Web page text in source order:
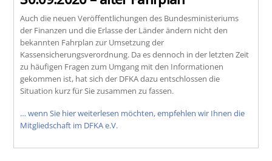
Auch die neuen Veröffentlichungen des Bundesministeriums
der Finanzen und die Erlasse der Länder ändern nicht den
bekannten Fahrplan zur Umsetzung der
Kassensicherungsverordnung. Da es dennoch in der letzten Zeit
zu häufigen Fragen zum Umgang mit den Informationen
gekommen ist, hat sich der DFKA dazu entschlossen die
Situation kurz für Sie zusammen zu fassen.
… wenn Sie hier weiterlesen möchten, empfehlen wir Ihnen die
Mitgliedschaft im DFKA e.V.